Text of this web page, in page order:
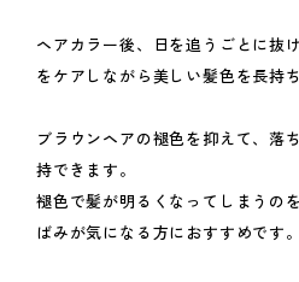
ヘアカラー後、日を追うごとに抜
をケアしながら美しい髪色を長持
ブラウンヘアの褪色を抑えて、落
持できます。
褪色で髪が明るくなってしまうの
ばみが気になる方におすすめです。